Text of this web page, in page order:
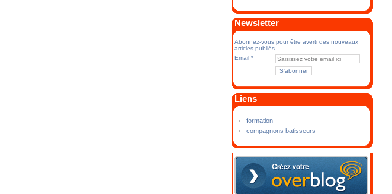
Newsletter
Abonnez-vous pour être averti des nouveaux
articles publiés.
Email
Liens
formation
compagnons batisseurs